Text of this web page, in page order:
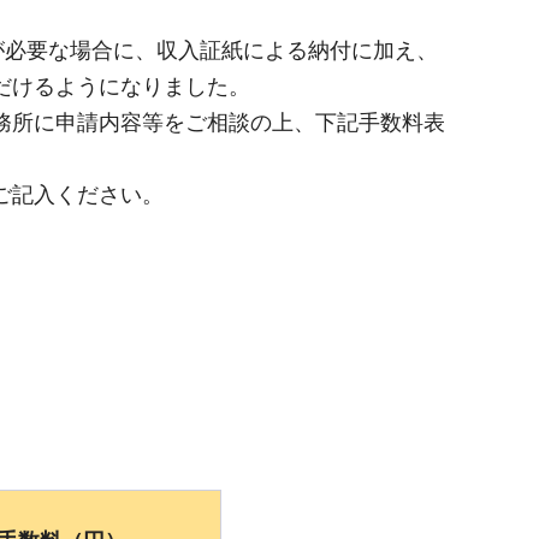
要な場合に、収入証紙による納付に加え、
るようになりました。
に申請内容等をご相談の上、下記手数料表
入ください。